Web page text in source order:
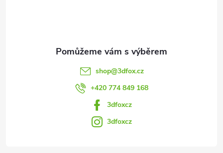
shop@3dfox.cz
+420 774 849 168
3dfoxcz
3dfoxcz